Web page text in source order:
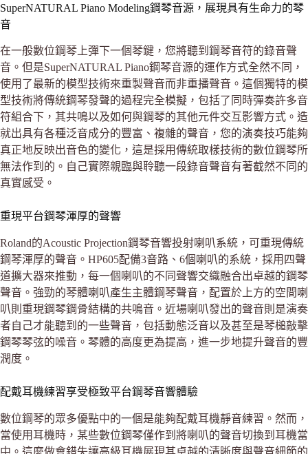
SuperNATURAL Piano Modeling鋼琴音源，展現具有生命力的琴
音
在一般數位鋼琴上彈下一個琴鍵，您將聽到鋼琴音符的錄音聲
音。但是SuperNATURAL Piano鋼琴音源的運作方式全然不同，
使用了最新的模型技術來重製聲音而非重播聲音。這個獨特的模
型技術將傳統鋼琴發聲的過程完全模擬，包括了同時彈奏許多音
符組合下，其共鳴以及如何與鋼琴的其他元件交互影響方式。造
就出具有各種泛音成分的豐富、複雜的聲音，您的演奏技巧能夠
真正地反映出音色的變化，這是採用傳統取樣技術的數位鋼琴所
無法作到的。自己實際親臨與聆聽一段錄音聲音有著截然不同的
真實感受。
重現平台鋼琴渾厚的聲響
Roland的Acoustic Projection鋼琴音響投射喇叭系統，可重現傳統
鋼琴渾厚的聲音。HP605配備3音路、6個喇叭的系統，採用四聲
道擴大器來推動，每一個喇叭的不同聲響交織融合出卓越的鋼琴
聲音。強勁的琴體喇叭產生主體鋼琴聲音，配置於上方的空間喇
叭則重現鋼琴鋼骨結構的共鳴音。近場喇叭發出的聲音則是演奏
者自己才能聽到的一些聲音，包括動態泛音以及甚至是琴槌敲擊
鋼琴琴弦的噪音。琴體的高度更為提高，進一步地提升聲音的豐
潤度。
配戴耳機練習享受極致平台鋼琴音響體驗
數位鋼琴的眾多優點中的一個是能夠配戴耳機靜音練習。然而，
當使用耳機時，某些數位鋼琴僅作到將喇叭的聲音切換到耳機當
中。這麼做會錯失讓高級耳機展現其卓越的清晰度與聲音細節的